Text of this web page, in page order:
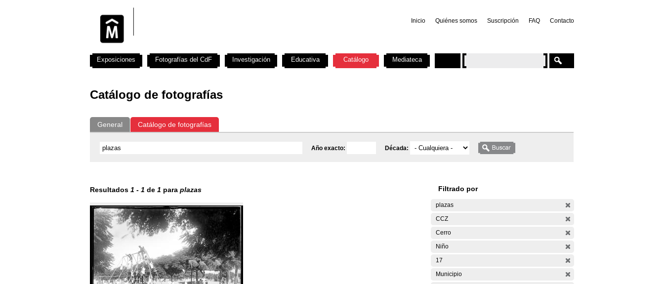
Inicio Quiénes somos Suscripción FAQ Contacto
Catálogo de fotografías
General Catálogo de fotografías
Año exacto: Década:
Resultados 1 - 1 de 1 para plazas Filtrado por
plazas
CCZ
Cerro
Niño
17
Municipio
Exposiciones Fotografías del CdF Investigación Educativa Catálogo Mediateca